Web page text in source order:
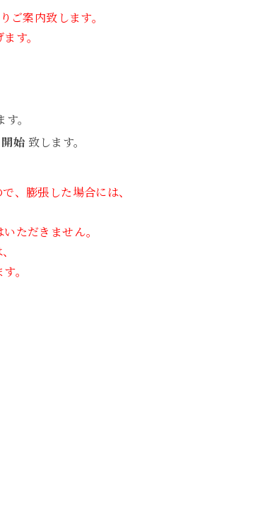
ご案内致します。
す。
。
開始 致します。
、膨張した場合には、
ただきません。
。